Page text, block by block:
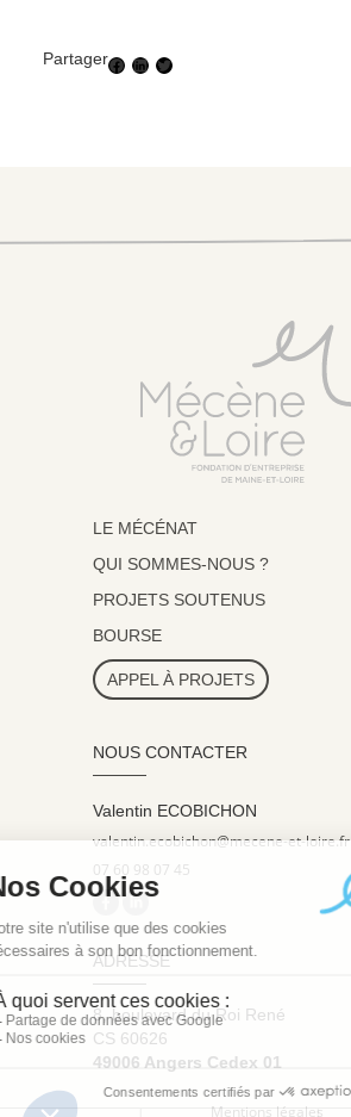
PartagerFacebook
LinkedIn
Twitter
LE MÉCÉNAT
QUI SOMMES-NOUS ?
PROJETS SOUTENUS
BOURSE
APPEL À PROJETS
NOUS CONTACTER
Valentin ECOBICHON
valentin.ecobichon@mecene-et-loire.fr
07 60 98 07 45
ADRESSE
8, boulevard du Roi René
CS 60626
49006 Angers Cedex 01
Mentions légales